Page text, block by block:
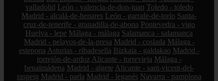
valladolid León - valencia-de-don-juan Toledo - toledo
Madrid - alcalá-de-henares León - garrafe-de-torío Santa-
cruz-de-tenerife - granadilla-de-abona Pontevedra - vigo
Huelva - lepe Málaga - málaga Salamanca - salamanca
Madrid - pelayos-de-la-presa Madrid - coslada Málaga -
estepona Asturias - ribadesella Bizkaia - galdakao Madrid -
torrejón-de-ardoz Alicante - torrevieja Málaga -
benalmádena Madrid - algete Alicante - sant-vicent-del-
raspeig Madrid - parla Madrid - leganés Navarra - pamplona